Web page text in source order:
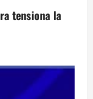
tensiona la